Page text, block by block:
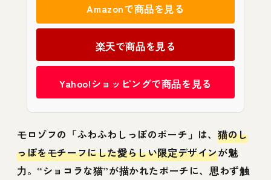
Amazonで商品を見る
楽天で商品を見る
Yahoo!ショッピングで商品を見る
モロゾフの「ふわふわしっぽのポーチ」は、猫のし
っぽをモチーフにした愛らしい限定デザインが魅
力。“ショコラな猫”が描かれたポーチに、思わず触